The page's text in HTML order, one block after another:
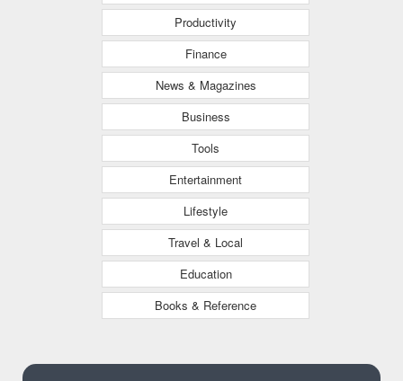
Productivity
Finance
News & Magazines
Business
Tools
Entertainment
Lifestyle
Travel & Local
Education
Books & Reference